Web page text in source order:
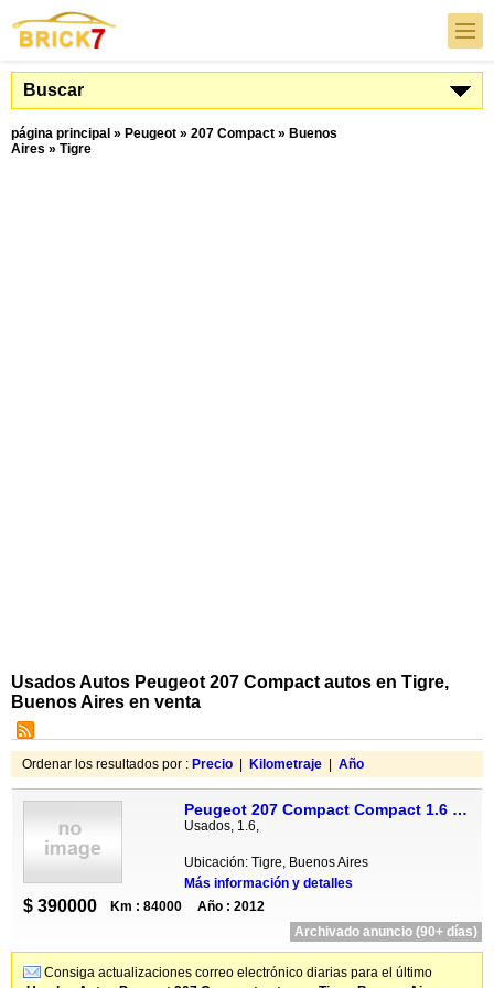
Buscar
página principal » Peugeot » 207 Compact » Buenos
Aires » Tigre
Usados Autos Peugeot 207 Compact autos en Tigre,
Buenos Aires en venta
Ordenar los resultados por : Precio Kilometraje Año
Peugeot 207 Compact Compact 1.6 XT 5P
Usados, 1.6,
Ubicación: Tigre, Buenos Aires
Más información y detalles
$ 390000 Km : 84000
Año : 2012
Archivado anuncio (90+ días)
Consiga actualizaciones correo electrónico diarias para el último